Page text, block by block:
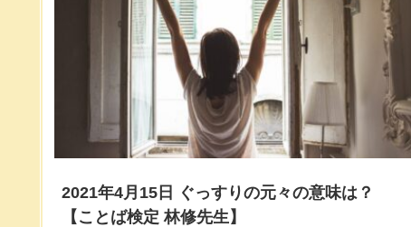
2021年4月15日 ぐっすりの元々の意味は？
【ことば検定 林修先生】